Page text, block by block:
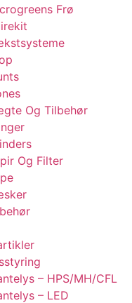
Frø
Og Tilbehør
Og Filter
– HPS/MH/CFL
– LED